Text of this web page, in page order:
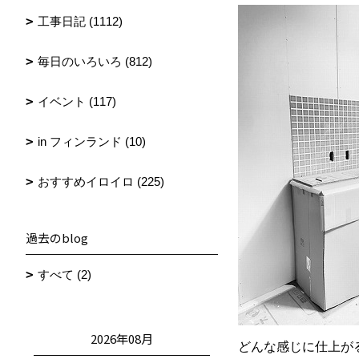
どんな感じに仕上が
工事日記 (1112)
毎日のいろいろ (812)
イベント (117)
in フィンランド (10)
おすすめイロイロ (225)
過去のblog
すべて (2)
2026年08月